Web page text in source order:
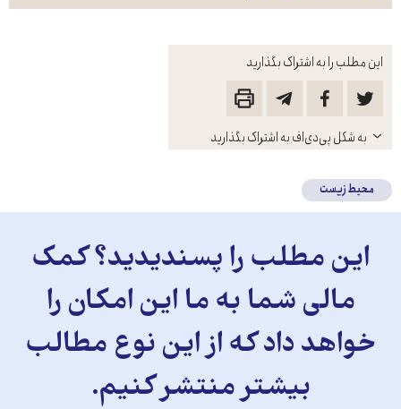
این مطلب را به اشتراک بگذارید
باز
کنید
به شکل پی‌دی‌اف به اشتراک بگذارید
محیط زیست
این مطلب را پسندیدید؟ کمک
مالی شما به ما این امکان را
خواهد داد که از این نوع مطالب
بیشتر منتشر کنیم.